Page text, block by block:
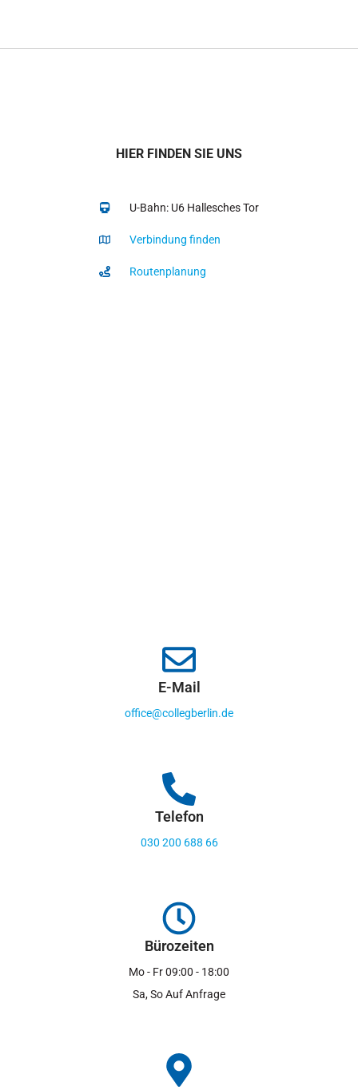
HIER FINDEN SIE UNS
U-Bahn: U6 Hallesches Tor
Verbindung finden
Routenplanung
E-Mail
office@collegberlin.de
Telefon
030 200 688 66
Bürozeiten
Mo - Fr 09:00 - 18:00
Sa, So Auf Anfrage